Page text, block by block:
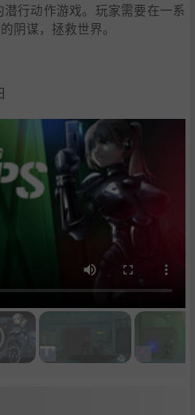
行动作游戏。玩家需要在一系
阴谋，拯救世界。